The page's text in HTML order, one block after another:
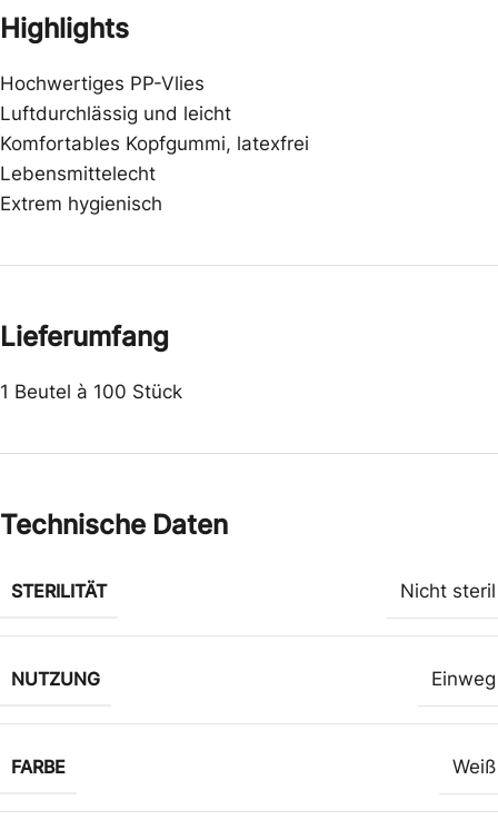
Highlights
Hochwertiges PP-Vlies
Luftdurchlässig und leicht
Komfortables Kopfgummi, latexfrei
Lebensmittelecht
Extrem hygienisch
Lieferumfang
1 Beutel à 100 Stück
Technische Daten
STERILITÄT Nicht steril
NUTZUNG Einweg
FARBE Weiß